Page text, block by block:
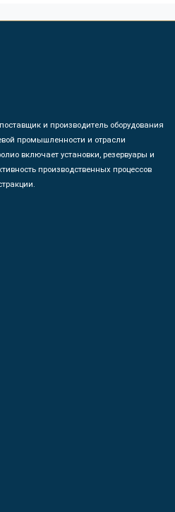
и производитель оборудования
промышленности и отрасли
включает установки, резервуары и
производственных процессов